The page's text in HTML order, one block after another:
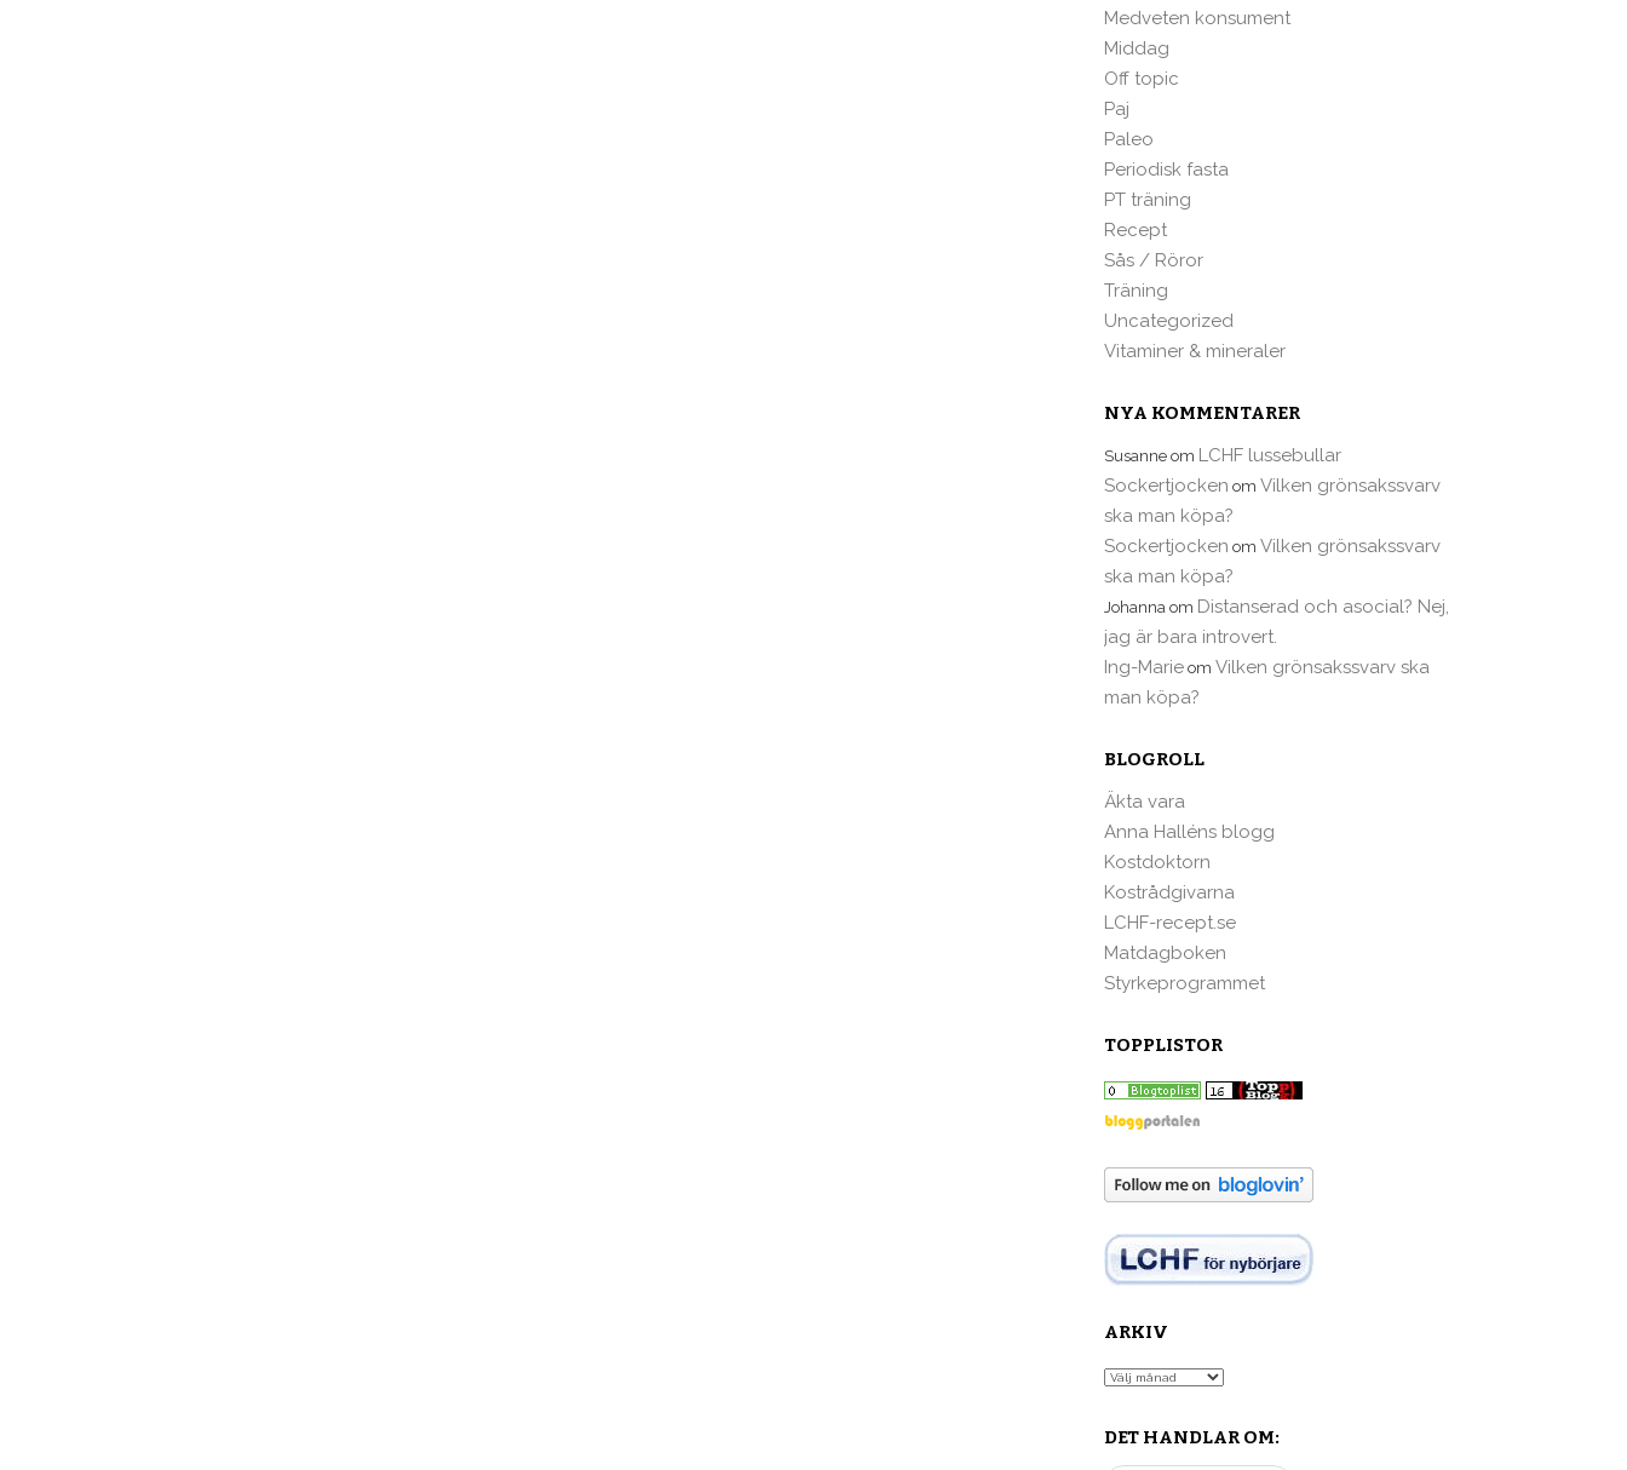
Medveten konsument
Middag
Off topic
Paj
Paleo
Periodisk fasta
PT träning
Recept
Sås / Röror
Träning
Uncategorized
Vitaminer & mineraler
NYA KOMMENTARER
Susanne om LCHF lussebullar
Sockertjocken om Vilken grönsakssvarv
ska man köpa?
Sockertjocken om Vilken grönsakssvarv
ska man köpa?
Johanna om Distanserad och asocial? Nej,
jag är bara introvert.
Ing-Marie om Vilken grönsakssvarv ska
man köpa?
BLOGROLL
Äkta vara
Anna Halléns blogg
Kostdoktorn
Kostrådgivarna
LCHF-recept.se
Matdagboken
Styrkeprogrammet
TOPPLISTOR
ARKIV
Arkiv
DET HANDLAR OM: